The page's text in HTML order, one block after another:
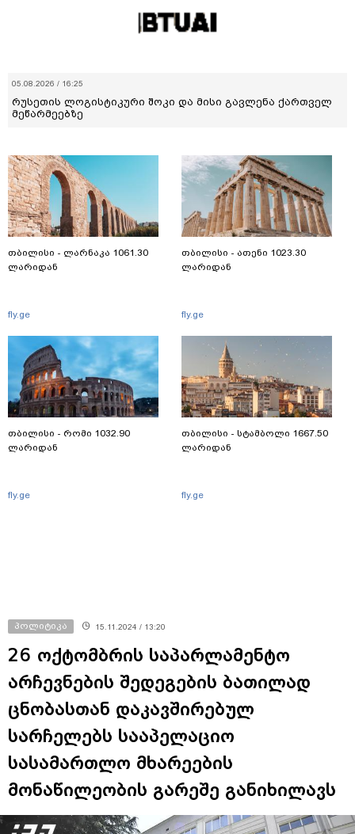
05.08.2026 / 16:25
რუსეთის ლოგისტიკური შოკი და მისი გავლენა ქართველ
მეწარმეებზე
თბილისი - ლარნაკა 1061.30
ლარიდან
fly.ge
თბილისი - რომი 1032.90
ლარიდან
fly.ge
თბილისი - ათენი 1023.30
ლარიდან
fly.ge
თბილისი - სტამბოლი 1667.50
ლარიდან
fly.ge
პოლიტიკა 15.11.2024 / 13:20
26 ოქტომბრის საპარლამენტო
არჩევნების შედეგების ბათილად
ცნობასთან დაკავშირებულ
სარჩელებს სააპელაციო
სასამართლო მხარეების
მონაწილეობის გარეშე განიხილავს